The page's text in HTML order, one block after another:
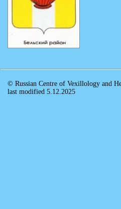
© Russian Centre of Vexillology and
last modified 5.12.2025